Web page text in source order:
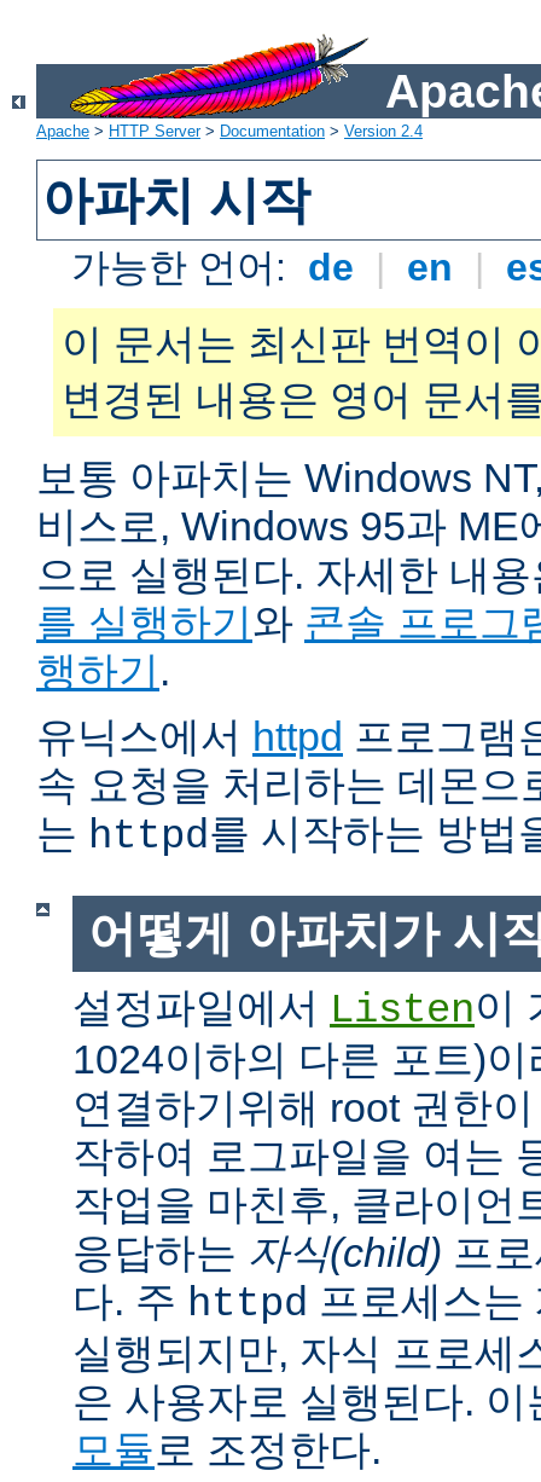
Apache > HTTP Server> Documentation > Version 2.4
아파치 시작
가능한 언어: de | en |
이 문서는 최신판 번역이
변경된 내용은 영어 문서
보통 아파치는 Windows
비스로, Windows 95과 ME
으로 실행된다. 자세한 내
를 실행하기와 콘솔 프로그
행하기 .
유닉스에서 httpd 프로그램
속 요청을 처리하는 데몬으
는 httpd를 시작하는 방법
어떻게 아파치가 시
설정파일에서 Listen이
1024이하의 다른 포트)
연결하기위해 root 권한
작하여 로그파일을 여는
작업을 마친후, 클라이언
응답하는 자식(child) 프
다. 주 httpd 프로세스는
실행되지만, 자식 프로세
은 사용자로 실행된다.
모듈 로 조정한다.